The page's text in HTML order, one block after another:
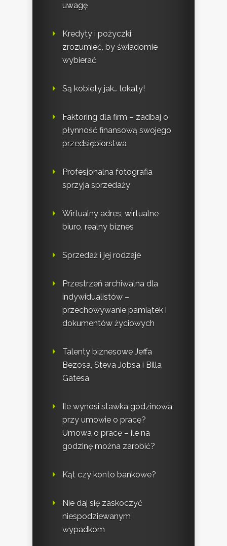
uwagę
Kredyty i pożyczki:
zrozumieć, by świadomie
wybierać
Są kobiety jak… lokaty!
Faktoring dla firm – zadbaj o
płynność finansową swojego
przedsiębiorstwa
Profesjonalna fotografia
sprzyja sprzedaży
Wirtualny adres, wirtualne
biuro, realny biznes
Sprzedaż i jej rodzaje
Przestrzeń archiwalna dla
indywidualistów –
przechowywanie pamiątek i
dokumentów życiowych
Talenty biznesowe Jeffa
Bezosa, Steva Jobsa i Billa
Gatesa
Ile wynosi stawka godzinowa
przy umowie o pracę?
Umowa o pracę – ile na
godzinę można zarobić?
Kąt czy konto bankowe?
Nie daj się zaskoczyć
niespodziewanym
wypadkom